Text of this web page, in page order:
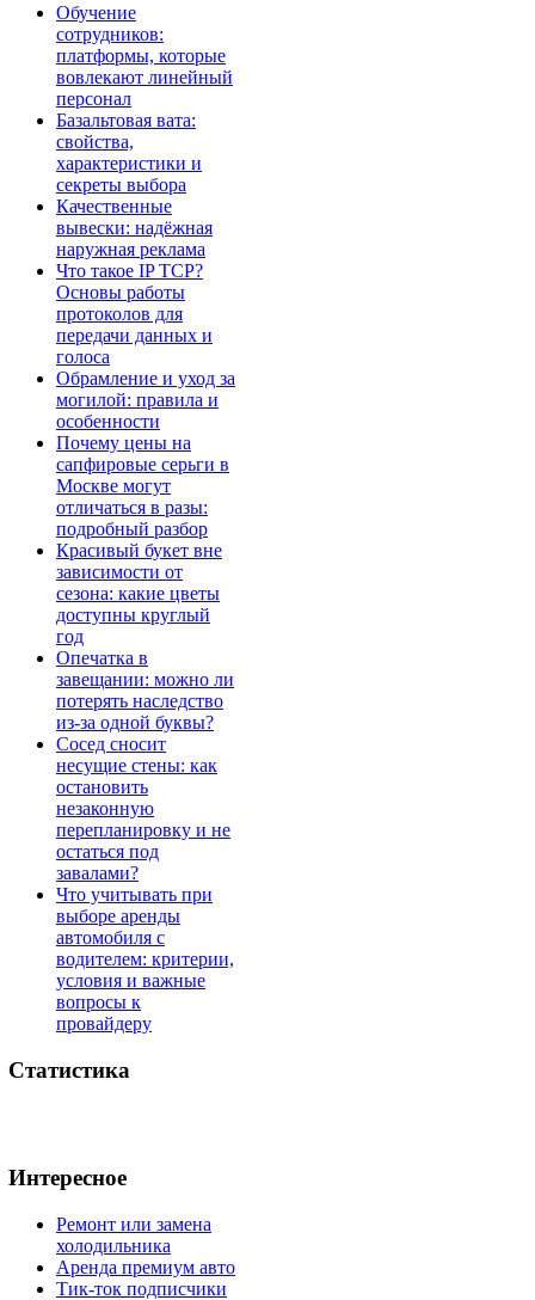
Обучение
сотрудников:
платформы, которые
вовлекают линейный
персонал
Базальтовая вата:
свойства,
характеристики и
секреты выбора
Качественные
вывески: надёжная
наружная реклама
Что такое IP TCP?
Основы работы
протоколов для
передачи данных и
голоса
Обрамление и уход за
могилой: правила и
особенности
Почему цены на
сапфировые серьги в
Москве могут
отличаться в разы:
подробный разбор
Красивый букет вне
зависимости от
сезона: какие цветы
доступны круглый
год
Опечатка в
завещании: можно ли
потерять наследство
из-за одной буквы?
Сосед сносит
несущие стены: как
остановить
незаконную
перепланировку и не
остаться под
завалами?
Что учитывать при
выборе аренды
автомобиля с
водителем: критерии,
условия и важные
вопросы к
провайдеру
Статистика
Интересное
Ремонт или замена
холодильника
Аренда премиум авто
Тик-ток подписчики